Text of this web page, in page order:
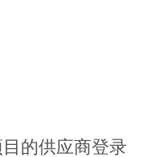
的供应商登录